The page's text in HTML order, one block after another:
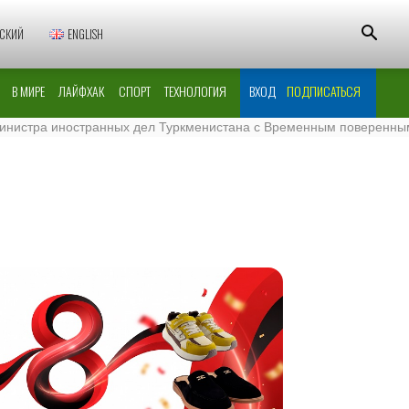
ENGLISH
В МИРЕ ЛАЙФХАК СПОРТ ТЕХНОЛОГИЯ ВХОД ПОДПИСАТЬСЯ
иностранных дел Туркменистана с Временным поверенным в